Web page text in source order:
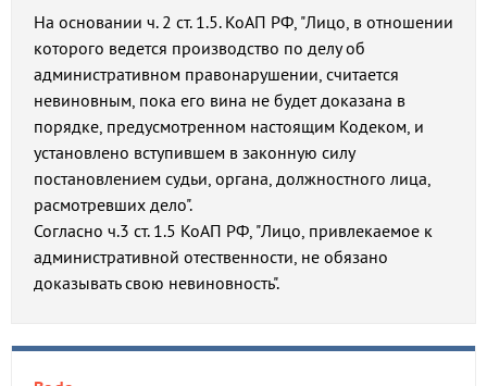
На основании ч. 2 ст. 1.5. КоАП РФ, "Лицо, в отношении
которого ведется производство по делу об
административном правонарушении, считается
невиновным, пока его вина не будет доказана в
порядке, предусмотренном настоящим Кодеком, и
установлено вступившем в законную силу
постановлением судьи, органа, должностного лица,
расмотревших дело".
Согласно ч.3 ст. 1.5 КоАП РФ, "Лицо, привлекаемое к
административной отественности, не обязано
доказывать свою невиновность".